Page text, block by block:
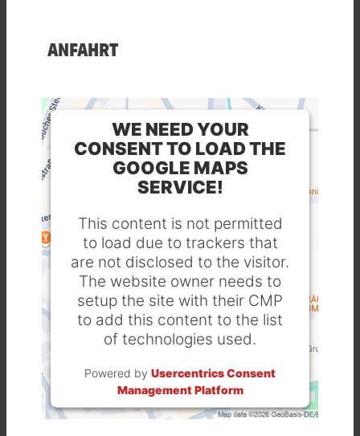
ANFAHRT
WE NEED YOUR
CONSENT TO LOAD THE
GOOGLE MAPS
SERVICE!
This content is not permitted
to load due to trackers that
are not disclosed to the visitor.
The website owner needs to
setup the site with their CMP
to add this content to the list
of technologies used.
Powered by Usercentrics Consent
Management Platform